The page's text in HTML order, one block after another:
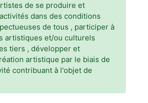
de se produire et
dans des conditions
de tous , participer à
artistiques et/ou culturels
tiers , développer et
artistique par le biais de
contribuant à l'objet de